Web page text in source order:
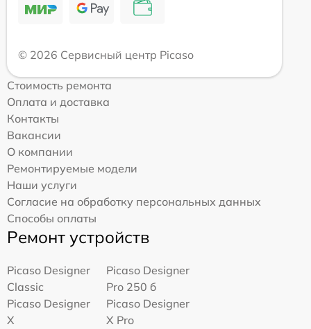
© 2026 Сервисный центр Picaso
Стоимость ремонта
Оплата и доставка
Контакты
Вакансии
О компании
Ремонтируемые модели
Наши услуги
Согласие на обработку персональных данных
Способы оплаты
Ремонт устройств
Picaso Designer
Classic
Picaso Designer
Pro 250 б
Picaso Designer
X
Picaso Designer
X Pro